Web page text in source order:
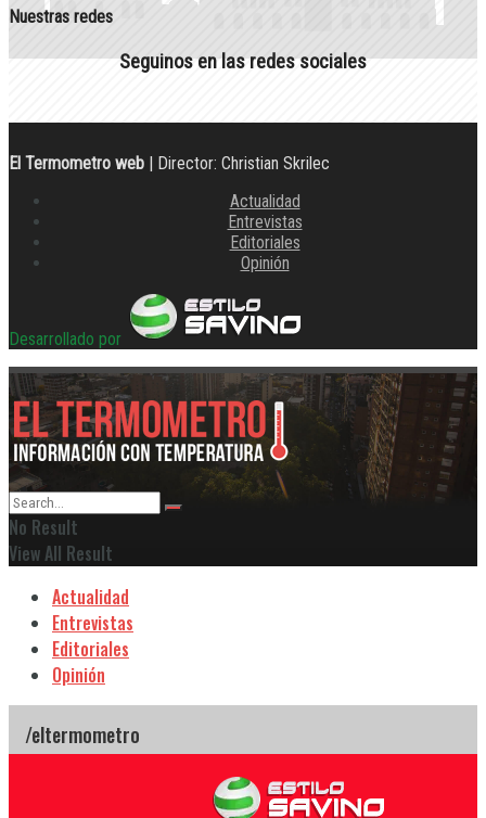
Nuestras redes
Seguinos en las redes sociales
El Termometro web | Director: Christian Skrilec
Actualidad
Entrevistas
Editoriales
Opinión
Desarrollado por
No Result
View All Result
Actualidad
Entrevistas
Editoriales
Opinión